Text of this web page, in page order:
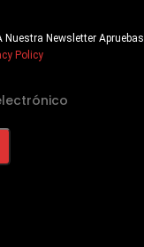
Nuestra Newsletter Apruebas
Policy